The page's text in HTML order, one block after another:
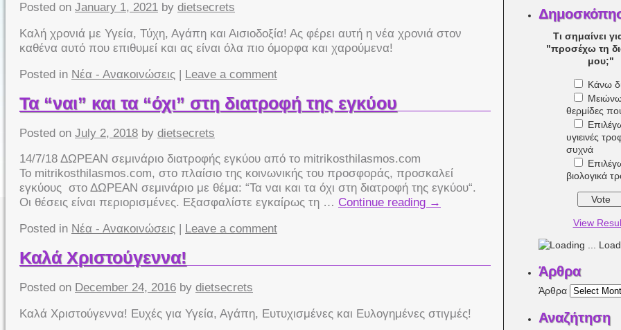
Posted on January 1, 2021 by dietsecrets
Καλή χρονιά με Υγεία, Τύχη, Αγάπη και Αισιοδοξία! Ας φέρει αυτή η νέα χρονιά στον
καθένα αυτό που επιθυμεί και ας είναι όλα πιο όμορφα και χαρούμενα!
Posted in Νέα - Ανακοινώσεις | Leave a comment
Τα “ναι” και τα “όχι” στη διατροφή της εγκύου
Posted on July 2, 2018 by dietsecrets
14/7/18 ΔΩΡΕΑΝ σεμινάριο διατροφής εγκύου από το mitrikosthilasmos.com
Το mitrikosthilasmos.com, στο πλαίσιο της κοινωνικής του προσφοράς, προσκαλεί
εγκύους στο ΔΩΡΕΑΝ σεμινάριο με θέμα: “Τα ναι και τα όχι στη διατροφή της εγκύου“.
Οι θέσεις είναι περιορισμένες. Εξασφαλίστε εγκαίρως τη … Continue reading →
Posted in Νέα - Ανακοινώσεις Leave a comment
Καλά Χριστούγεννα!
Posted on December 24, 2016 by dietsecrets
Καλά Χριστούγεννα! Ευχές για Υγεία, Αγάπη, Ευτυχισμένες και Ευλογημένες στιγμές!
Τι σημαίνει
"προσέχω τη
μου;"
Κάνω
Μειώνω
θερμίδες
υγιεινές
συχνά
βιολογικά
View
Άρθρα
Άρθρα
Αναζήτηση